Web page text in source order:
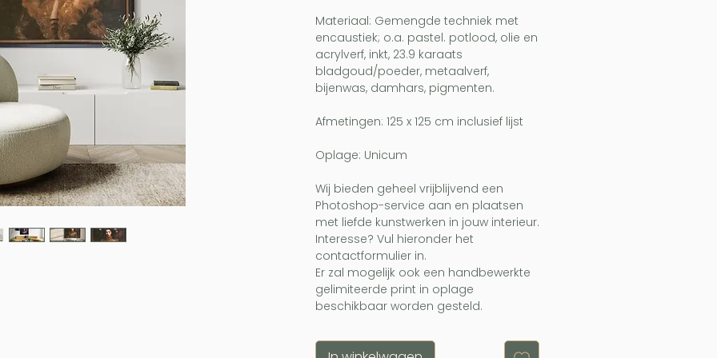
Materiaal: Gemengde techniek met
encaustiek; o.a. pastel. potlood, olie en
acrylverf, inkt, 23.9 karaats
bladgoud/poeder, metaalverf,
bijenwas, damhars, pigmenten.
Afmetingen: 125 x 125 cm inclusief lijst
Oplage: Unicum
Wij bieden geheel vrijblijvend een
Photoshop-service aan en plaatsen
met liefde kunstwerken in jouw interieur.
Interesse? Vul hieronder het
contactformulier in.
Er zal mogelijk ook een handbewerkte
gelimiteerde print in oplage
beschikbaar worden gesteld.